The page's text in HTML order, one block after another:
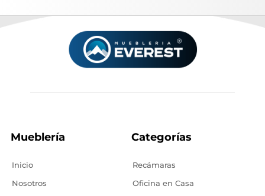
Mueblería
Inicio
Nosotros
Categorías
Recámaras
Oficina en Casa